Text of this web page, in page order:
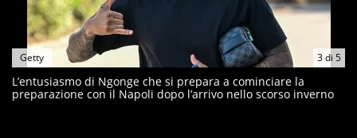
3di 5
Getty
L’entusiasmo di Ngonge che si prepara a cominciare la
preparazione con il Napoli dopo l’arrivo nello scorso inverno